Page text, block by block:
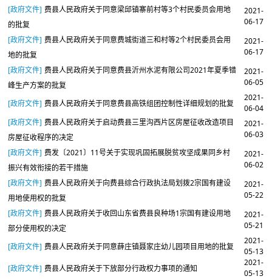
[政府文件] 费县人民政府关于同意梁邱镇寨前村等3个村民委员会用地
的批复
2021-
06-17
[政府文件] 费县人民政府关于同意费城街道三和村等2个村民委员会用
地的批复
2021-
06-17
[政府文件] 费县人民政府关于同意费县沂州水泥有限公司2021年夏季错
峰生产方案的批复
2021-
06-05
[政府文件] 费县人民政府关于同意费县高铁组团控制性详细规划的批复
2021-
06-04
[政府文件] 费县人民政府关于启动费县三里沟西片区房屋征收改造项目
房屋征收程序的决定
2021-
06-03
[政府文件] 费发〔2021〕11号关于实现巩固拓展脱贫攻坚成果同乡村
振兴有效衔接的若干措施
2021-
06-02
[政府文件] 费县人民政府关于向费县综合行政执法局划拨2宗国有建设
用地使用权的批复
2021-
05-22
[政府文件] 费县人民政府关于收回山东省费县良种场1宗国有建设用地
部分使用权的决定
2021-
05-21
[政府文件] 费县人民政府关于同意薛庄镇聂家庄幼儿园项目用地的批复
2021-
05-13
[政府文件] 费县人民政府关于下放部分行政权力事项的通知
2021-
05-13